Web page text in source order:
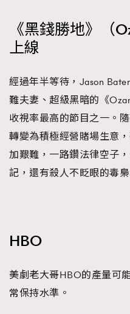
《黑錢勝地》（
上線
經過年半等待，Jason
難夫妻、超級黑暗的《
收視率最高的節目之一。
轉變為積極經營賭場生意
加艱難，一路鑽法律空子
記，還有殺人不眨眼的毒
HBO
美劇老大哥HBO的產量可
常保持水準。